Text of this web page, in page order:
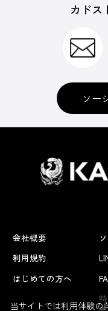
カドス
ソー
会社概要
利用規約
はじめての方へ
当サイトでは利用体験の